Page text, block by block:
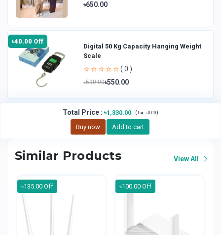
৳650.00
৳40.00 Off
Digital 50 Kg Capacity Hanging Weight
Scale
( 0 )
৳590.00৳550.00
Total Price : ৳1,330.00 (Tax : ৳0.00)
Buy now Add to cart
Similar Products View All
৳135.00 Off ৳100.00 Off